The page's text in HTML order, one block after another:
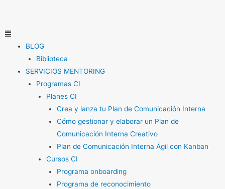
contenido
Menú
BLOG
Biblioteca
SERVICIOS MENTORING
Programas CI
Planes CI
Crea y lanza tu Plan de Comunicación Interna
Cómo gestionar y elaborar un Plan de
Comunicación Interna Creativo
Plan de Comunicación Interna Ágil con Kanban
Cursos CI
Programa onboarding
Programa de reconocimiento